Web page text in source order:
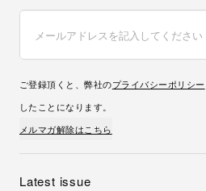
ご登録頂くと、弊社のプライバシーポリシー
したことになります。
メルマガ解除はこちら
Latest issue